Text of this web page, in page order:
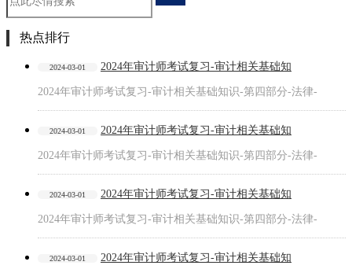
热点排行
2024-03-01 2024年审计师考试复习-审计相关基础知
2024年审计师考试复习-审计相关基础知识-第四部分-法律-
2024-03-01 2024年审计师考试复习-审计相关基础知
2024年审计师考试复习-审计相关基础知识-第四部分-法律-
2024-03-01 2024年审计师考试复习-审计相关基础知
2024年审计师考试复习-审计相关基础知识-第四部分-法律-
2024-03-01 2024年审计师考试复习-审计相关基础知